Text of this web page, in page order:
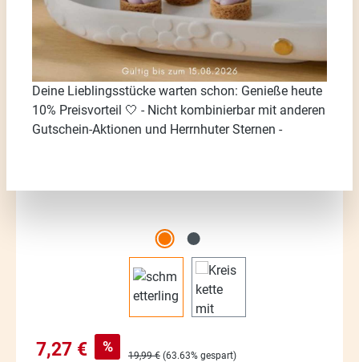
Bildergalerie überspringen
Verkaufspreis:
7,27 € % Regulärer Preis:
19,99 € (63.63% gespart)
Deine Lieblingsstücke warten schon: Genieße heute
10% Preisvorteil 🤍 - Nicht kombinierbar mit anderen
Gutschein-Aktionen und Herrnhuter Sternen -